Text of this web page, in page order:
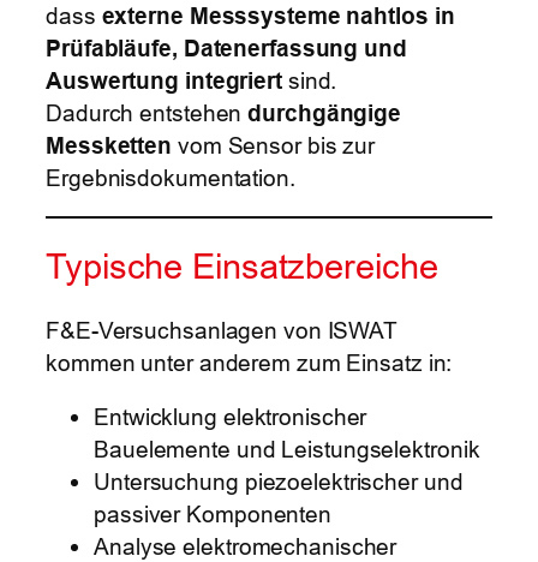
dass externe Messsysteme nahtlos in
Prüfabläufe, Datenerfassung und
Auswertung integriertsind.
Dadurch entstehendurchgängige
Messketten vom Sensor bis zur
Ergebnisdokumentation.
Typische Einsatzbereiche
F&E-Versuchsanlagen von ISWAT
kommen unter anderem zum Einsatz in:
Entwicklung elektronischer
Bauelemente und Leistungselektronik
Untersuchung piezoelektrischer und
passiver Komponenten
Analyse elektromechanischer